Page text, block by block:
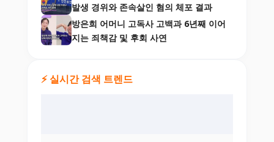
발생 경위와 존속살인 혐의 체포 결과
방은희 어머니 고독사 고백과 6년째 이어
지는 죄책감 및 후회 사연
⚡ 실시간 검색 트렌드